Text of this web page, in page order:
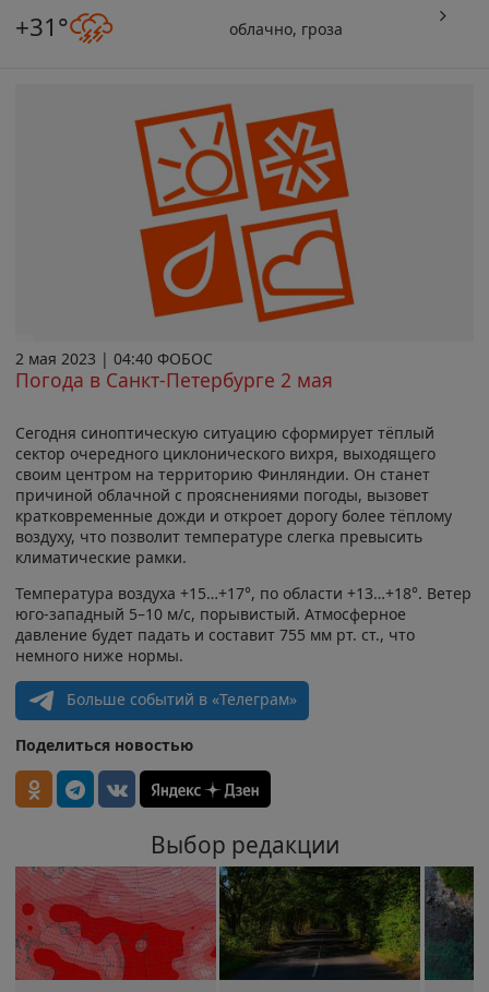
+31° облачно, гроза
2 мая 2023 | 04:40 ФОБОС
Погода в Санкт-Петербурге 2 мая
Сегодня синоптическую ситуацию сформирует тёплый
сектор очередного циклонического вихря, выходящего
своим центром на территорию Финляндии. Он станет
причиной облачной с прояснениями погоды, вызовет
кратковременные дожди и откроет дорогу более тёплому
воздуху, что позволит температуре слегка превысить
климатические рамки.
Температура воздуха +15…+17°, по области +13…+18°. Ветер
юго-западный 5–10 м/с, порывистый. Атмосферное
давление будет падать и составит 755 мм рт. ст., что
немного ниже нормы.
Больше событий в «Телеграм»
Поделиться новостью
Выбор редакции